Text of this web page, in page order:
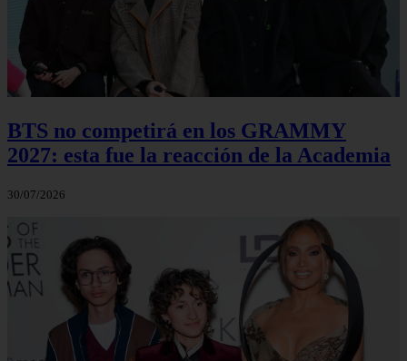
BTS no competirá en los GRAMMY
2027: esta fue la reacción de la Academia
30/07/2026